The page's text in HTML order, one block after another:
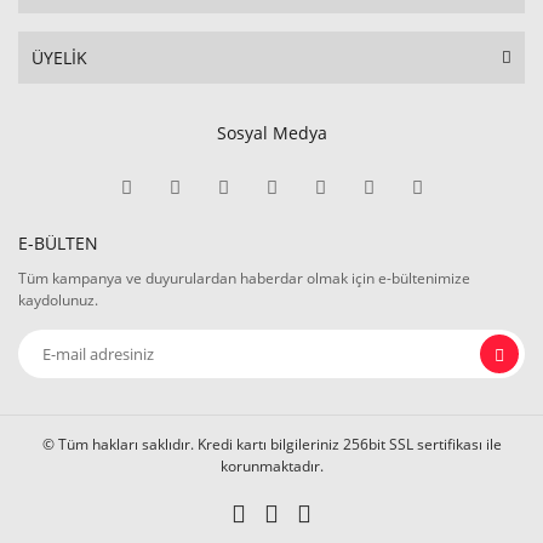
ÜYELİK
Sosyal Medya
E-BÜLTEN
Tüm kampanya ve duyurulardan haberdar olmak için e-bültenimize
kaydolunuz.
© Tüm hakları saklıdır. Kredi kartı bilgileriniz 256bit SSL sertifikası ile
korunmaktadır.